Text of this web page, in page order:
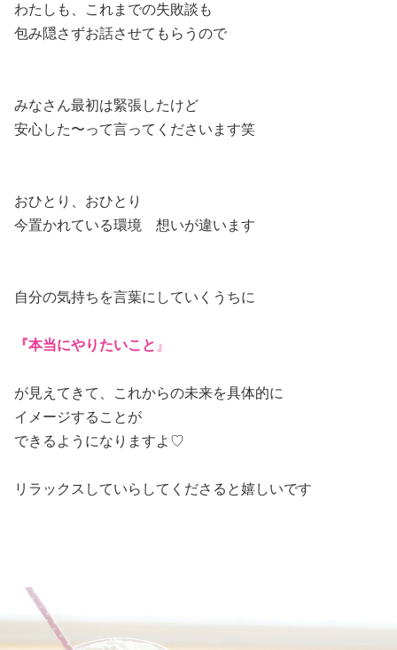
わたしも、これまでの失敗談も
包み隠さずお話させてもらうので
みなさん最初は緊張したけど
安心した〜って言ってくださいます笑
おひとり、おひとり
今置かれている環境 想いが違います
自分の気持ちを言葉にしていくうちに
『本当にやりたいこと 』
が見えてきて、これからの未来を具体的に
イメージすることが
できるようになりますよ♡
リラックスしていらしてくださると嬉しいです